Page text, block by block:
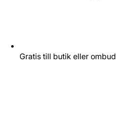
Gratis till butik eller ombud